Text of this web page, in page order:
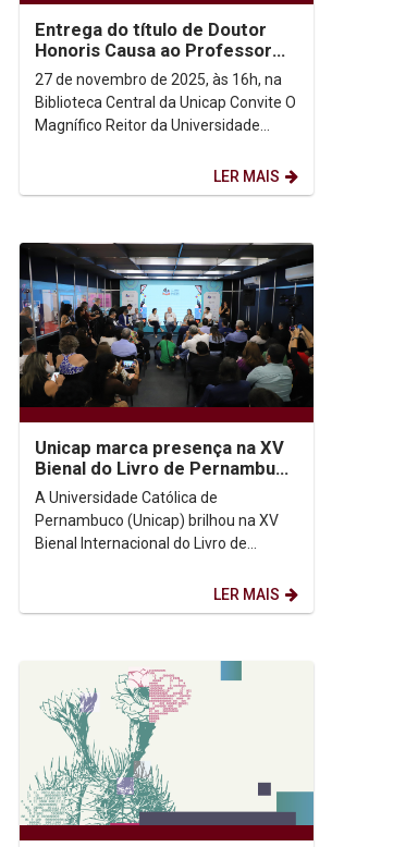
Entrega do título de Doutor
Honoris Causa ao Professor
Doutor Padre Scott Brodeur
27 de novembro de 2025, às 16h, na
Biblioteca Central da Unicap Convite O
Magnífico Reitor da Universidade
LER MAIS
Unicap marca presença na XV
Bienal do Livro de Pernambuco
com programação
diversificada
A Universidade Católica de
Pernambuco (Unicap) brilhou na XV
Bienal Internacional do Livro de
outubro no Pernambuco Centro...
LER MAIS